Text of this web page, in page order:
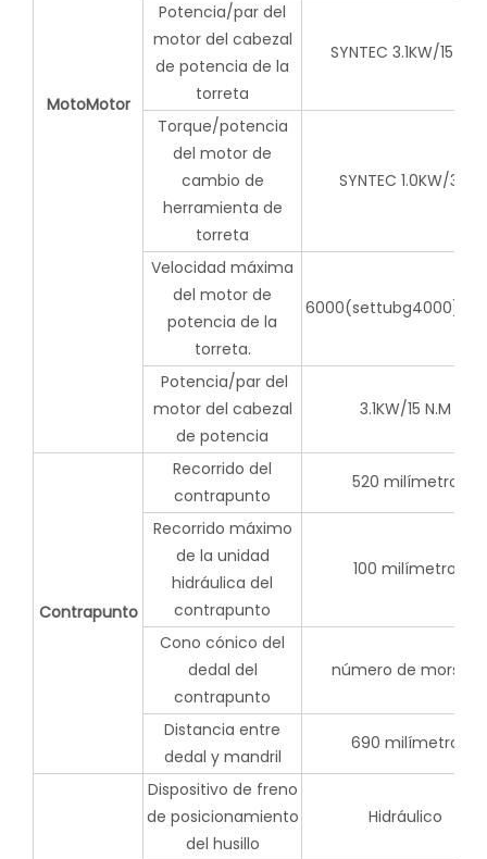
MotoMotor
Potencia/par del
motor del cabezal
de potencia de la
torreta
SYNTEC 3.1KW/15 N.M
Torque/potencia
del motor de
cambio de
herramienta de
torreta
SYNTEC 1.0KW/3 N.
Velocidad máxima
del motor de
potencia de la
torreta.
6000(settubg4000)r/
Potencia/par del
motor del cabezal
de potencia
3.1KW/15 N.M
Contrapunto
Recorrido del
contrapunto
520 milímetro
Recorrido máximo
de la unidad
hidráulica del
contrapunto
100 milímetro
Cono cónico del
dedal del
contrapunto
número de morse5
Distancia entre
dedal y mandril
690 milímetro
Dispositivo de freno
de posicionamiento
del husillo
Hidráulico